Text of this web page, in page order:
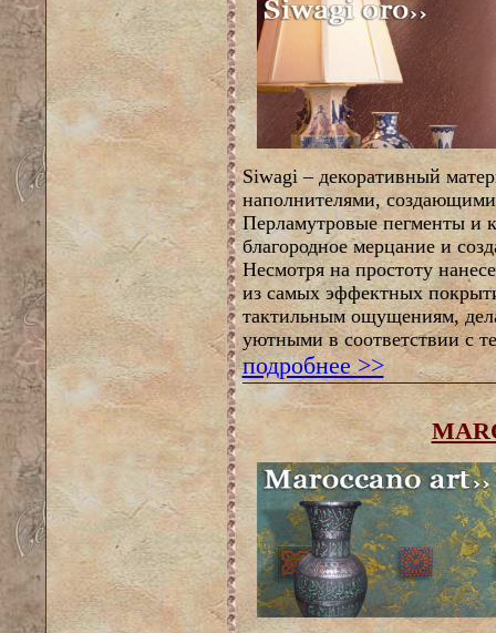
Siwagi – декоративный
наполнителями,
Перламутровые пегменты и
благородное мерцание и
Несмотря на простоту
из самых эффектных
тактильным ощущениям,
уютными в соответствии с
подробнее >>